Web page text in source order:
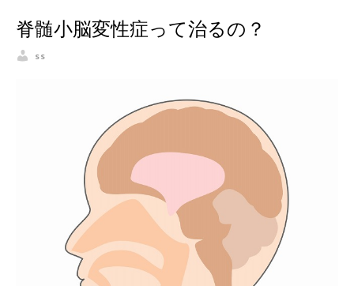
脊髄小脳変性症って治るの？
ss